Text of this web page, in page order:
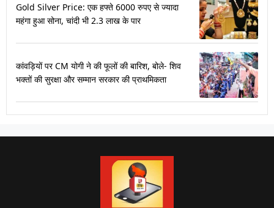
Gold Silver Price: एक हफ्ते 6000 रुपए से ज्यादा
महंगा हुआ सोना, चांदी भी 2.3 लाख के पार
कांवड़ियों पर CM योगी ने की फूलों की बारिश, बोले- शिव
भक्तों की सुरक्षा और सम्मान सरकार की प्राथमिकता